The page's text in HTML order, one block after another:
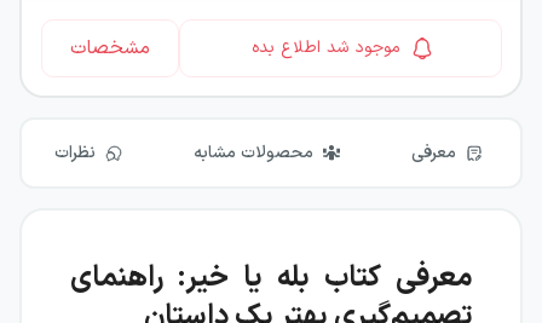
موجود شد اطلاع بده مشخصات
معرفی محصولات مشابه نظرات
معرفی کتاب بله یا خیر: راهنمای